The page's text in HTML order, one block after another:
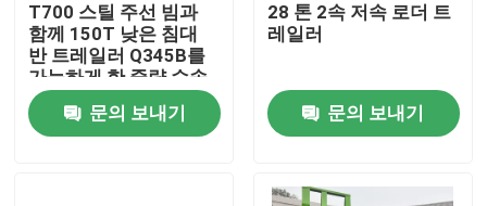
T700 스틸 주선 빔과
함께 150T 낮은 침대
반 트레일러 Q345B를
가능하게 한 중량 수송
문의 보내기
28 톤 2속 저속 로더 트
레일러
문의 보내기